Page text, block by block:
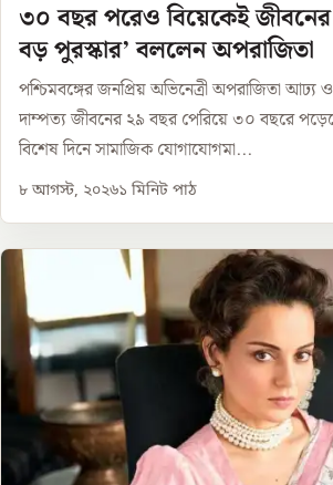
৩০ বছর পরেও বিয়েকেই
বড় পুরস্কার’ বললেন অপরাজিতা
পশ্চিমবঙ্গের জনপ্রিয় অভিনেত্রী অপরাজিতা আঢ্য
দাম্পত্য জীবনের ২৯ বছর পেরিয়ে ৩০ বছরে
বিশেষ দিনে সামাজিক যোগাযোগমা...
৮ আগস্ট, ২০২৬১ মিনিট পাঠ